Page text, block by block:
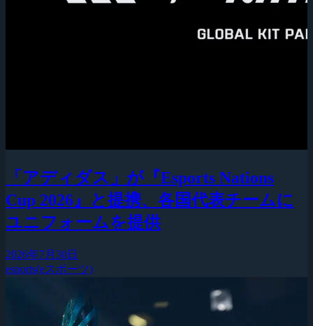
「アディダス」が『Esports Nations
Cup 2026』と提携、各国代表チームに
ユニフォームを提供
2026年7月30日
esports(eスポーツ)